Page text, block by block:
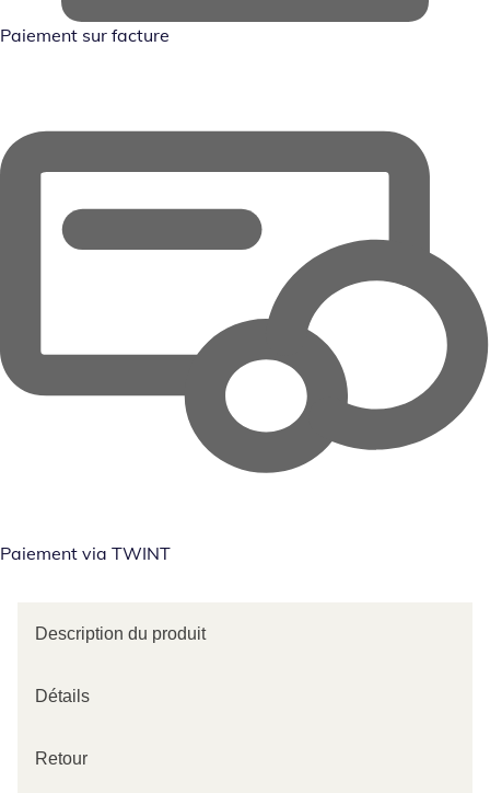
Paiement sur facture
Paiement via TWINT
Description du produit
Détails
Retour